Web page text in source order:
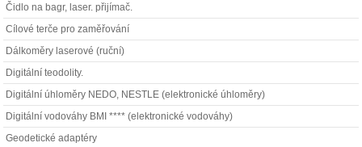
Čidlo na bagr, laser. přijímač.
Cílové terče pro zaměřování
Dálkoměry laserové (ruční)
Digitální teodolity.
Digitální úhloměry NEDO, NESTLE (elektronické úhloměry)
Digitální vodováhy BMI **** (elektronické vodováhy)
Geodetické adaptéry